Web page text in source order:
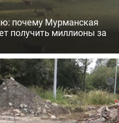
почему Мурманская
получить миллионы за